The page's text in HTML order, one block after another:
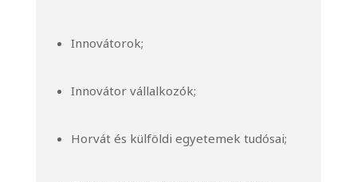
Innovátorok;
Innovátor vállalkozók;
Horvát és külföldi egyetemek tudósai;